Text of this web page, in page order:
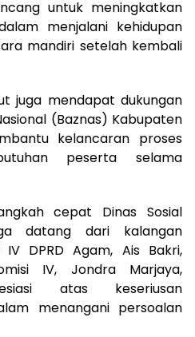
untuk meningkatkan
menjalani kehidupan
mandiri setelah kembali
juga mendapat dukungan
(Baznas) Kabupaten
kelancaran proses
peserta selama
cepat Dinas Sosial
datang dari kalangan
DPRD Agam, Ais Bakri,
IV, Jondra Marjaya,
atas keseriusan
menangani persoalan